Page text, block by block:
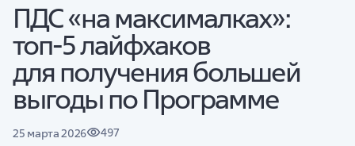
ПДС «на максималках»:
топ-5 лайфхаков
для получения большей
выгоды по Программе
25 марта 2026 497